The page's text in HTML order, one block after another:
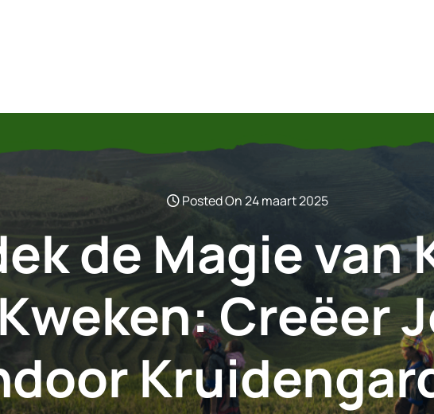
Posted On 24 maart 2025
de Magie van
Creëer